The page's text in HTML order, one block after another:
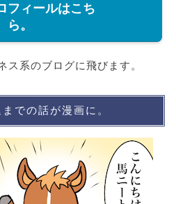
フィールはこち
ら。
系のブログに飛びます。
での話が漫画に。